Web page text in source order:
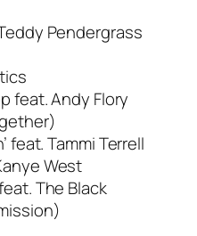
Pendergrass
feat. Andy Flory
feat. Tammi Terrell
West
The Black